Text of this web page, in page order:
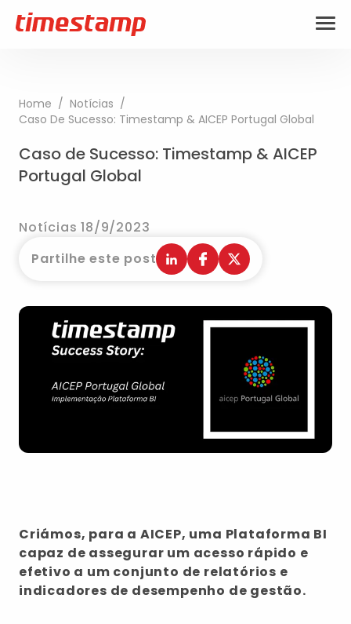
Home / Notícias /
Caso De Sucesso: Timestamp & AICEP Portugal Global
Caso de Sucesso: Timestamp & AICEP
Portugal Global
Notícias 18/9/2023
Partilhe este post
Criámos, para a AICEP, uma Plataforma BI
capaz de assegurar um acesso rápido e
efetivo a um conjunto de relatórios e
indicadores de desempenho de gestão.